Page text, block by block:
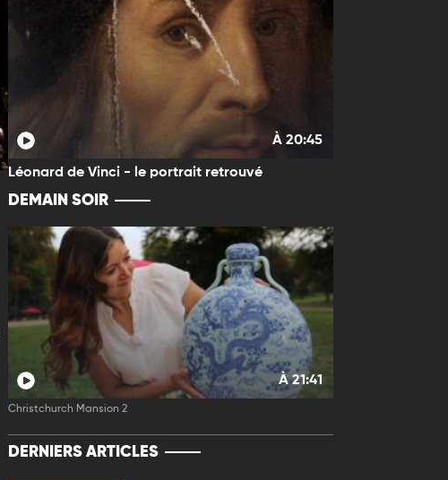
À 20:45
Léonard de Vinci - le portrait retrouvé
DEMAIN SOIR
À 21:41
Christchurch Mansion 2
DERNIERS ARTICLES